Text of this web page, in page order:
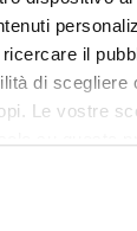
il
di scegliere
Le vostre
sui cookie